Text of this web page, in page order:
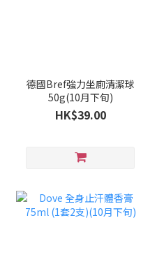
德國Bref強力坐廁清潔球
50g(10月下旬)
HK$39.00